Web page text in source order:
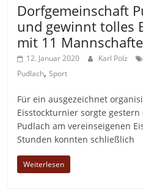
Dorfgemeinschaft
und gewinnt tolles
mit 11
12. Januar 2020 Karl Pölz
Pudlach,Sport
Für ein ausgezeichnet
Eisstockturnier sorgte
Pudlach am vereinseigenen
Stunden konnten schließlich
Weiterlesen